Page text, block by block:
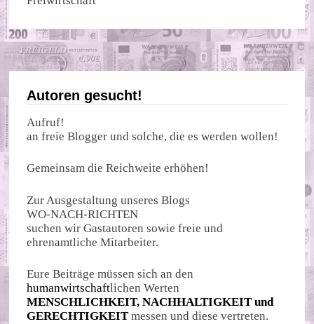
Autoren gesucht!
Aufruf!
an freie Blogger und solche, die es werden wollen!
Gemeinsam die Reichweite erhöhen!
Zur Ausgestaltung unseres Blogs
WO-NACH-RICHTEN
suchen wir Gastautoren sowie freie und
ehrenamtliche Mitarbeiter.
Eure Beiträge müssen sich an den
humanwirtschaftlichen Werten
MENSCHLICHKEIT, NACHHALTIGKEIT und
GERECHTIGKEIT messen und diese vertreten.